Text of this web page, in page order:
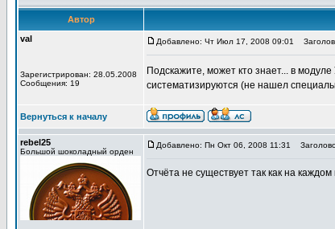
Автор
val
Зарегистрирован: 28.05.2008
Сообщения: 19
Добавлено: Чт Июл 17, 2008 09:01
Подскажите, может кто знает... в
систематизируются (не нашел
Вернуться к началу
rebel25
Большой шоколадный орден
Добавлено: Пн Окт 06, 2008 11:31
Отчёта не существует так как на